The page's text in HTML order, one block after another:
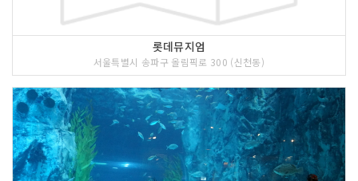
롯데뮤지엄
서울특별시 송파구 올림픽로 300 (신천동)